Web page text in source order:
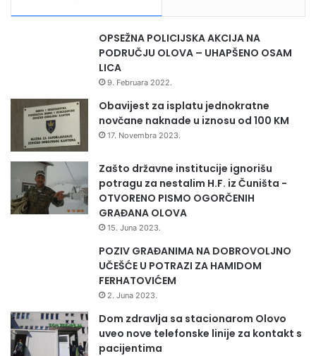
OPSEŽNA POLICIJSKA AKCIJA NA
PODRUČJU OLOVA – UHAPŠENO OSAM
LICA
9. Februara 2022.
Obavijest za isplatu jednokratne
novčane naknade u iznosu od 100 KM
17. Novembra 2023.
Zašto državne institucije ignorišu
potragu za nestalim H.F. iz Čuništa -
OTVORENO PISMO OGORČENIH
GRAĐANA OLOVA
15. Juna 2023.
POZIV GRAĐANIMA NA DOBROVOLJNO
UČEŠĆE U POTRAZI ZA HAMIDOM
FERHATOVIĆEM
2. Juna 2023.
Dom zdravlja sa stacionarom Olovo
uveo nove telefonske linije za kontakt s
pacijentima